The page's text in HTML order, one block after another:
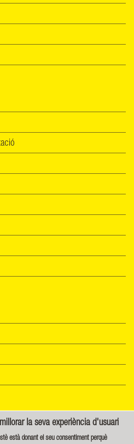
cookies
la seva experiència d'usuari
està donant el seu consentiment perquè